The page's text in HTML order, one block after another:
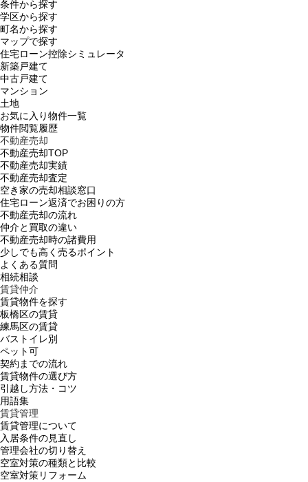
条件から探す
学区から探す
町名から探す
マップで探す
住宅ローン控除シミュレータ
新築戸建て
中古戸建て
マンション
土地
お気に入り物件一覧
物件閲覧履歴
不動産売却
不動産売却TOP
不動産売却実績
不動産売却査定
空き家の売却相談窓口
住宅ローン返済でお困りの方
不動産売却の流れ
仲介と買取の違い
不動産売却時の諸費用
少しでも高く売るポイント
よくある質問
相続相談
賃貸仲介
賃貸物件を探す
板橋区の賃貸
練馬区の賃貸
バストイレ別
ペット可
契約までの流れ
賃貸物件の選び方
引越し方法・コツ
用語集
賃貸管理
賃貸管理について
入居条件の見直し
管理会社の切り替え
空室対策の種類と比較
空室対策リフォーム